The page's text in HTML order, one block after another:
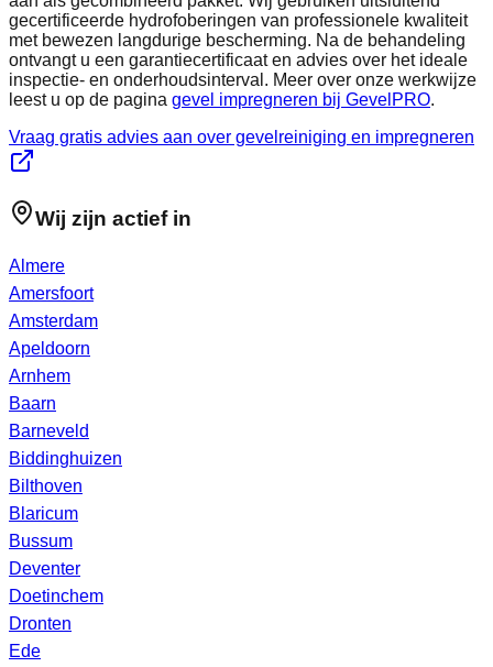
gecertificeerde hydrofoberingen van professionele kwaliteit
met bewezen langdurige bescherming. Na de behandeling
ontvangt u een garantiecertificaat en advies over het ideale
inspectie- en onderhoudsinterval. Meer over onze werkwijze
leest u op de pagina gevel impregneren bij GevelPRO.
Vraag gratis advies aan over gevelreiniging en impregneren
Wij zijn actief in
Almere
Amersfoort
Amsterdam
Apeldoorn
Arnhem
Baarn
Barneveld
Biddinghuizen
Bilthoven
Blaricum
Bussum
Deventer
Doetinchem
Dronten
Ede